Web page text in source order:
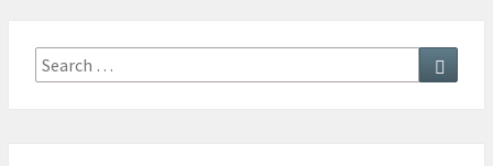
Search
for: